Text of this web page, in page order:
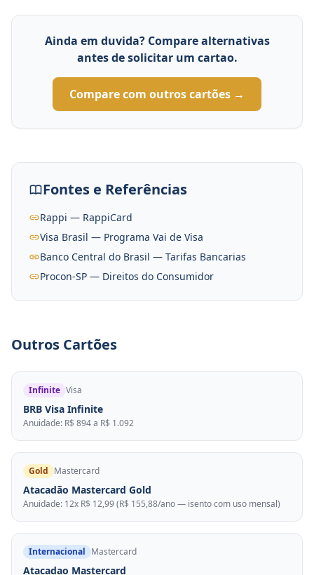
Ainda em duvida? Compare alternativas
antes de solicitar um cartao.
Compare com outros cartões →
Fontes e Referências
Rappi — RappiCard
Visa Brasil — Programa Vai de Visa
Banco Central do Brasil — Tarifas Bancarias
Procon-SP — Direitos do Consumidor
Outros Cartões
Infinite Visa
BRB Visa Infinite
Anuidade: R$ 894 a R$ 1.092
Gold Mastercard
Atacadão Mastercard Gold
Anuidade: 12x R$ 12,99 (R$ 155,88/ano — isento com uso mensal)
Internacional Mastercard
Atacadao Mastercard